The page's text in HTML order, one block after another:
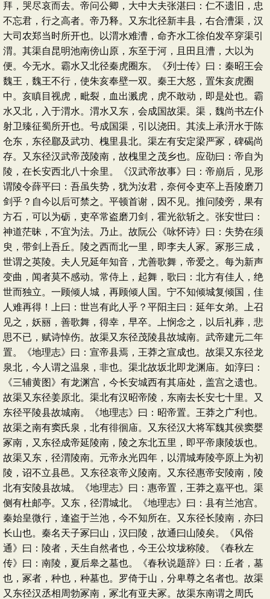
拜，哭尽哀而去。帝问公卿，大中大夫张湛曰：仁不遗旧，忠
不忘君，行之高者。帝乃释。又东北径新丰县，右合漕渠，汉
大司农郑当时所开也。以渭水难漕，命齐水工徐伯发卒穿渠引
渭。其渠自昆明池南傍山原，东至于河，且田且漕，大以为
便。今无水。霸水又北径秦虎圈东。《列士传》曰：秦昭王会
魏王，魏王不行，使朱亥奉壁一双。秦王大怒，置朱亥虎圈
中。亥瞋目视虎，毗裂，血出溅虎，虎不敢动，即是处也。霸
水又北，入于渭水。渭水又东，会成国故渠。渠，魏尚书左仆
射卫臻征蜀所开也。号成国渠，引以浇田。其渎上承汧水于陈
仓东，东径郿及武功、槐里县北。渠左有安定梁严冢，碑碣尚
存。又东径汉武帝茂陵南，故槐里之茂乡也。应劭曰：帝自为
陵，在长安西北八十余里。《汉武帝故事》曰：帝崩后，见形
谓陵令薛平曰：吾虽失势，犹为汝君，奈何令吏卒上吾陵磨刀
剑乎？自今以后可禁之。平顿首谢，因不见。推问陵旁，果有
方石，可以为砺，吏卒常盗磨刀剑，霍光欲斩之。张安世曰：
神道茫昧，不宜为法。乃止。故阮公《咏怀诗》曰：失势在须
臾，带剑上吾丘。陵之西而北一里，即李夫人冢。冢形三成，
世谓之英陵。夫人兄延年知音，尤善歌舞，帝爱之。每为新声
变曲，闻者莫不感动。常侍上，起舞，歌曰：北方有佳人，绝
世而独立。一顾倾人城，再顾倾人国。宁不知倾城复倾国，佳
人难再得！上曰：世岂有此人乎？平阳主曰：延年女弟。上召
见之，妖丽，善歌舞，得幸，早卒。上悯念之，以后礼葬，悲
思不已，赋诗悼伤。故渠又东径茂陵县故城南。武帝建元二年
置。《地理志》曰：宣帝县焉，王莽之宣成也。故渠又东径龙
泉北，今人谓之温泉，非也。渠北故坂北即龙渊庙。如淳曰：
《三辅黄图》有龙渊宫，今长安城西有其庙处，盖宫之遗也。
故渠又东径姜原北。渠北有汉昭帝陵，东南去长安七十里。又
东径平陵县故城南。《地理志》曰：昭帝置。王莽之广利也。
故渠之南有窦氏泉，北有徘徊庙。又东径汉大将军魏其侯窦婴
冢南，又东径成帝延陵南，陵之东北五里，即平帝康陵坂也。
故渠又东，径渭陵南。元帝永光四年，以渭城寿陵亭原上为初
陵，诏不立县邑。又东径哀帝义陵南。又东径惠帝安陵南，陵
北有安陵县故城。《地理志》曰：惠帝置，王莽之嘉平也。渠
侧有杜邮亭。又东，径渭城北。《地理志》曰：县有兰池宫。
秦始皇微行，逢盗于兰池，今不知所在。又东径长陵南，亦曰
长山也。秦名天子冢曰山，汉曰陵，故通曰山陵矣。《风俗
通》曰：陵者，天生自然者也，今王公坟垅称陵。《春秋左
传》曰：南陵，夏后皋之墓也。《春秋说题辞》曰：丘者，墓
也，冢者，种也，种墓也。罗倚于山，分卑尊之名者也。故渠
又东径汉丞相周勃冢南，冢北有亚夫冢。故渠东南谓之周氏